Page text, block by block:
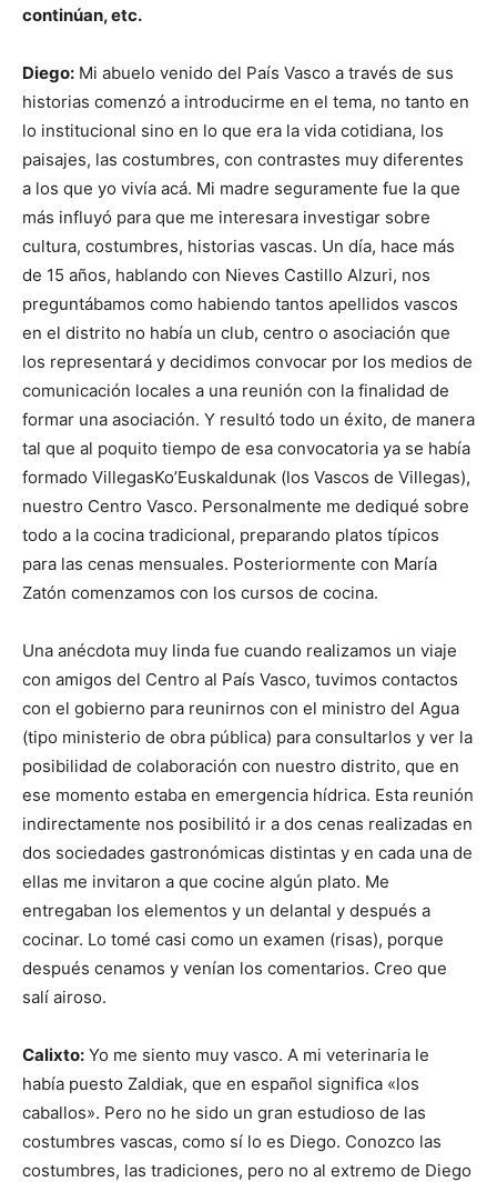
continúan, etc.
Diego: Mi abuelo venido del País Vasco a través de sus
historias comenzó a introducirme en el tema, no tanto en
lo institucional sino en lo que era la vida cotidiana, los
paisajes, las costumbres, con contrastes muy diferentes
a los que yo vivía acá. Mi madre seguramente fue la que
más influyó para que me interesara investigar sobre
cultura, costumbres, historias vascas. Un día, hace más
de 15 años, hablando con Nieves Castillo Alzuri, nos
preguntábamos como habiendo tantos apellidos vascos
en el distrito no había un club, centro o asociación que
los representará y decidimos convocar por los medios de
comunicación locales a una reunión con la finalidad de
formar una asociación. Y resultó todo un éxito, de manera
tal que al poquito tiempo de esa convocatoria ya se había
formado VillegasKo’Euskaldunak (los Vascos de Villegas),
nuestro Centro Vasco. Personalmente me dediqué sobre
todo a la cocina tradicional, preparando platos típicos
para las cenas mensuales. Posteriormente con María
Zatón comenzamos con los cursos de cocina.
Una anécdota muy linda fue cuando realizamos un viaje
con amigos del Centro al País Vasco, tuvimos contactos
con el gobierno para reunirnos con el ministro del Agua
(tipo ministerio de obra pública) para consultarlos y ver la
posibilidad de colaboración con nuestro distrito, que en
ese momento estaba en emergencia hídrica. Esta reunión
indirectamente nos posibilitó ir a dos cenas realizadas en
dos sociedades gastronómicas distintas y en cada una de
ellas me invitaron a que cocine algún plato. Me
entregaban los elementos y un delantal y después a
cocinar. Lo tomé casi como un examen (risas), porque
después cenamos y venían los comentarios. Creo que
salí airoso.
Calixto: Yo me siento muy vasco. A mi veterinaria le
había puesto Zaldiak, que en español significa «los
caballos». Pero no he sido un gran estudioso de las
costumbres vascas, como sí lo es Diego. Conozco las
costumbres, las tradiciones, pero no al extremo de Diego